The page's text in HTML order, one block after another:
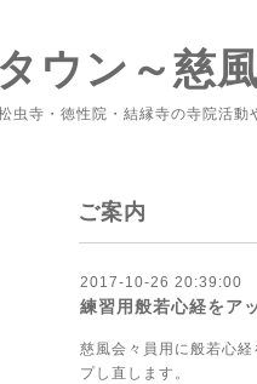
ウン～慈
虫寺・徳性院・結縁寺の寺院活動
ご案内
2017-10-26 20:39:00
練習用般若心経をア
慈風会々員用に般若心
プし直します。